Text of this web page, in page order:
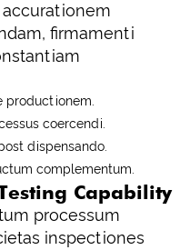
firmamenti
productionem.
coercendi.
dispensando.
complementum.
Capability
processum
inspectiones